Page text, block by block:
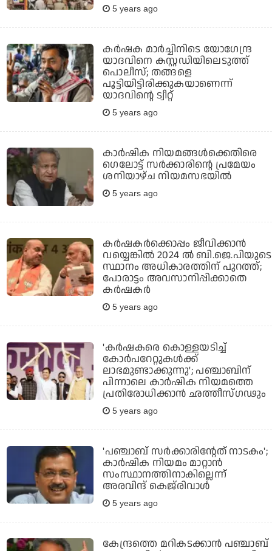
5 years ago
കര്‍ഷക മാര്‍ച്ചിനിടെ യോഗേന്ദ്ര
യാദവിനെ കസ്റ്റഡിയിലെടുത്ത്
പൊലീസ്; തങ്ങളെ
പൂട്ടിയിട്ടിരിക്കുകയാണെന്ന്
യാദവിന്റെ ട്വീറ്റ്
5 years ago
കാര്‍ഷിക നിയമങ്ങള്‍ക്കെതിരെ
ഗെലോട്ട് സര്‍ക്കാരിന്റെ പ്രമേയം
ശനിയാഴ്ച നിയമസഭയില്‍
5 years ago
കര്‍ഷകര്‍ക്കൊപ്പം ജീവിക്കാന്‍
വയ്യെങ്കില്‍ 2024 ല്‍ ബി.ജെ.പിയുടെ
സ്ഥാനം അധികാരത്തിന് പുറത്ത്;
പോരാട്ടം അവസാനിപ്പിക്കാതെ
കര്‍ഷകര്‍
5 years ago
'കര്‍ഷകരെ കൊള്ളയടിച്ച്
കോര്‍പറേറ്റുകള്‍ക്ക്
ലാഭമുണ്ടാക്കുന്നു'; പഞ്ചാബിന്
പിന്നാലെ കാര്‍ഷിക നിയമത്തെ
പ്രതിരോധിക്കാന്‍ ഛത്തീസ്ഗഢും
5 years ago
'പഞ്ചാബ് സര്‍ക്കാരിന്റേത് നാടകം';
കാര്‍ഷിക നിയമം മാറ്റാന്‍
സംസ്ഥാനത്തിനാകില്ലെന്ന്
അരവിന്ദ് കെജ്‌രിവാള്‍
5 years ago
കേന്ദ്രത്തെ മറികടക്കാന്‍ പഞ്ചാബ്